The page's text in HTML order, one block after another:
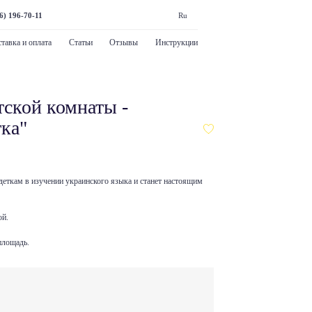
196-70-11 Ru
и оплата Статьи Отзывы Инструкции
комнаты -
в изучении украинского языка и станет настоящим